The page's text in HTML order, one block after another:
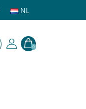
NL
0